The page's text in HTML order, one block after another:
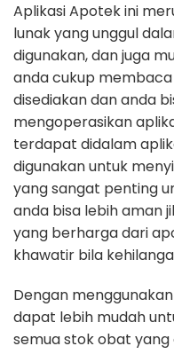
Aplikasi Apotek ini
lunak yang unggul
digunakan, dan juga
anda cukup
disediakan dan anda
mengoperasikan
terdapat didalam
digunakan untuk
yang sangat penting
anda bisa lebih aman
yang berharga dari
khawatir bila
Dengan
dapat lebih mudah
semua stok obat